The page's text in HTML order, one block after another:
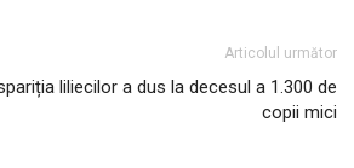
Articolul următor
liliecilor a dus la decesul a 1.300 de
copii mici